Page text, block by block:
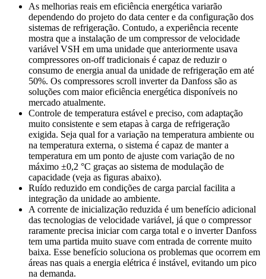
As melhorias reais em eficiência energética variarão
dependendo do projeto do data center e da configuração dos
sistemas de refrigeração. Contudo, a experiência recente
mostra que a instalação de um compressor de velocidade
variável VSH em uma unidade que anteriormente usava
compressores on-off tradicionais é capaz de reduzir o
consumo de energia anual da unidade de refrigeração em até
50%. Os compressores scroll inverter da Danfoss são as
soluções com maior eficiência energética disponíveis no
mercado atualmente.
Controle de temperatura estável e preciso, com adaptação
muito consistente e sem etapas à carga de refrigeração
exigida. Seja qual for a variação na temperatura ambiente ou
na temperatura externa, o sistema é capaz de manter a
temperatura em um ponto de ajuste com variação de no
máximo ±0,2 °C graças ao sistema de modulação de
capacidade (veja as figuras abaixo).
Ruído reduzido em condições de carga parcial facilita a
integração da unidade ao ambiente.
A corrente de inicialização reduzida é um benefício adicional
das tecnologias de velocidade variável, já que o compressor
raramente precisa iniciar com carga total e o inverter Danfoss
tem uma partida muito suave com entrada de corrente muito
baixa. Esse benefício soluciona os problemas que ocorrem em
áreas nas quais a energia elétrica é instável, evitando um pico
na demanda.